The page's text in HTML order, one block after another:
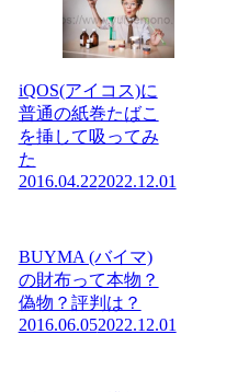
iQOS(アイコス)に
普通の紙巻たばこ
を挿して吸ってみ
た
2016.04.222022.12.01
BUYMA (バイマ)
の財布って本物？
偽物？評判は？
2016.06.052022.12.01